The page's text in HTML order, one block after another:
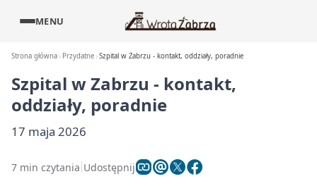
MENU
Strona główna Przydatne Szpital w Zabrzu - kontakt, oddziały, poradnie
Szpital w Zabrzu - kontakt,
oddziały, poradnie
17 maja 2026
7 min czytania Udostępnij